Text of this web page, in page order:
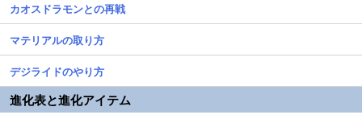
カオスドラモンとの再戦
マテリアルの取り方
デジライドのやり方
進化表と進化アイテム